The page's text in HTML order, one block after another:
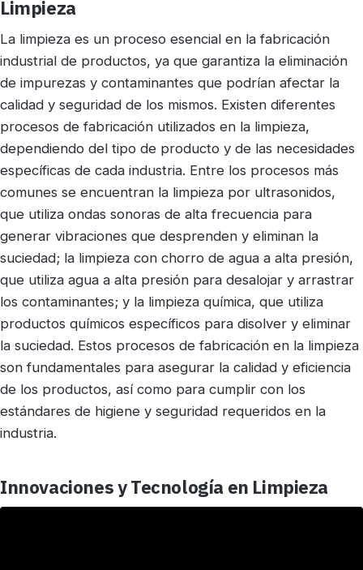
Limpieza
La limpieza es un proceso esencial en la fabricación
industrial de productos, ya que garantiza la eliminación
de impurezas y contaminantes que podrían afectar la
calidad y seguridad de los mismos. Existen diferentes
procesos de fabricación utilizados en la limpieza,
dependiendo del tipo de producto y de las necesidades
específicas de cada industria. Entre los procesos más
comunes se encuentran la limpieza por ultrasonidos,
que utiliza ondas sonoras de alta frecuencia para
generar vibraciones que desprenden y eliminan la
suciedad; la limpieza con chorro de agua a alta presión,
que utiliza agua a alta presión para desalojar y arrastrar
los contaminantes; y la limpieza química, que utiliza
productos químicos específicos para disolver y eliminar
la suciedad. Estos procesos de fabricación en la limpieza
son fundamentales para asegurar la calidad y eficiencia
de los productos, así como para cumplir con los
estándares de higiene y seguridad requeridos en la
industria.
Innovaciones y Tecnología en Limpieza